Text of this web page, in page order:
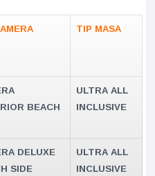
TIP MASA
BEACH
ULTRA ALL
INCLUSIVE
DELUXE
SIDE
ULTRA ALL
INCLUSIVE